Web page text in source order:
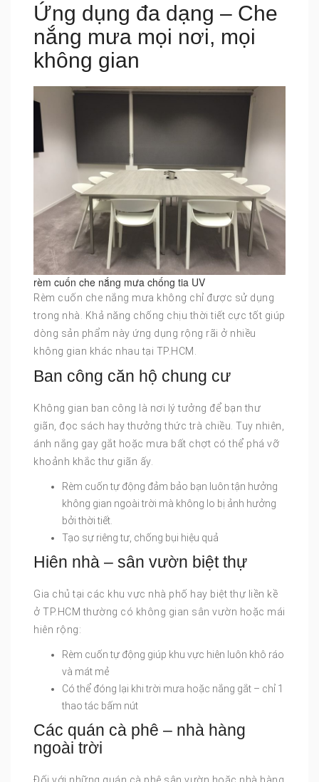
Ứng dụng đa dạng – Che
nắng mưa mọi nơi, mọi
không gian
rèm cuốn che nắng mưa chống tia UV
Rèm cuốn che nắng mưa không chỉ được sử dụng
trong nhà. Khả năng chống chịu thời tiết cực tốt giúp
dòng sản phẩm này ứng dụng rộng rãi ở nhiều
không gian khác nhau tại TP.HCM.
Ban công căn hộ chung cư
Không gian ban công là nơi lý tưởng để bạn thư
giãn, đọc sách hay thưởng thức trà chiều. Tuy nhiên,
ánh nắng gay gắt hoặc mưa bất chợt có thể phá vỡ
khoảnh khắc thư giãn ấy.
Rèm cuốn tự động đảm bảo bạn luôn tận hưởng
không gian ngoài trời mà không lo bị ảnh hưởng
bởi thời tiết.
Tạo sự riêng tư, chống bụi hiệu quả
Hiên nhà – sân vườn biệt thự
Gia chủ tại các khu vực nhà phố hay biệt thự liền kề
ở TP.HCM thường có không gian sân vườn hoặc mái
hiên rộng:
Rèm cuốn tự động giúp khu vực hiên luôn khô ráo
và mát mẻ
Có thể đóng lại khi trời mưa hoặc nắng gắt – chỉ 1
thao tác bấm nút
Các quán cà phê – nhà hàng
ngoài trời